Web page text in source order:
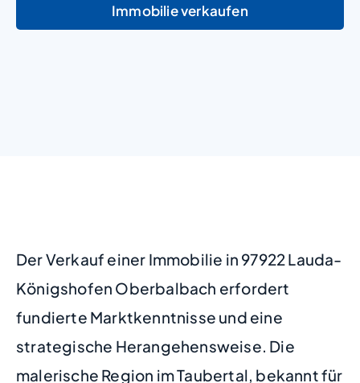
Immobilie verkaufen
Der Verkauf einer Immobilie in 97922 Lauda-
Königshofen Oberbalbach erfordert
fundierte Marktkenntnisse und eine
strategische Herangehensweise. Die
malerische Region im Taubertal, bekannt für